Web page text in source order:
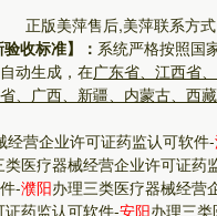
正版美萍售后,美萍联系方
收标准】： 系统严格按照国
动生成，在广东省、江西省
、广西、新疆、内蒙古、西
经营企业许可证药监认可软件-
类医疗器械经营企业许可证药
-濮阳办理三类医疗器械经营
药监认可软件-安阳办理三